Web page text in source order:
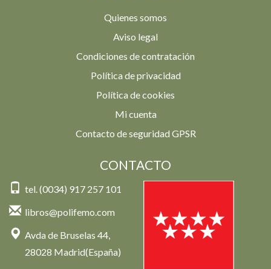
Quienes somos
Aviso legal
Condiciones de contratación
Política de privacidad
Política de cookies
Mi cuenta
Contacto de seguridad GPSR
CONTACTO
tel. (0034) 917 257 101
libros@polifemo.com
Avda de Bruselas 44,
28028 Madrid(España)